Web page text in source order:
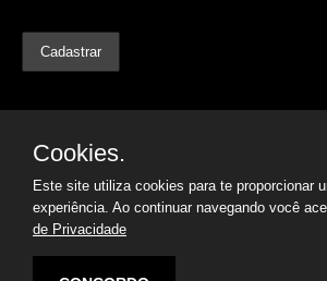
© 2019 Jorge Gomes
Advogados. Direitos
Cookies.
Este site utiliza cookies para te proporcionar
experiência. Ao continuar navegando você
de Privacidade